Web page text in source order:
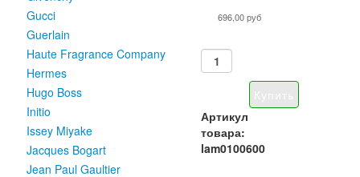
Gucci
Guerlain
Haute Fragrance Company
Hermes
Hugo Boss
Initio
Issey Miyake
Jacques Bogart
Jean Paul Gaultier
696,00 руб
Артикул
товара:
lam0100600